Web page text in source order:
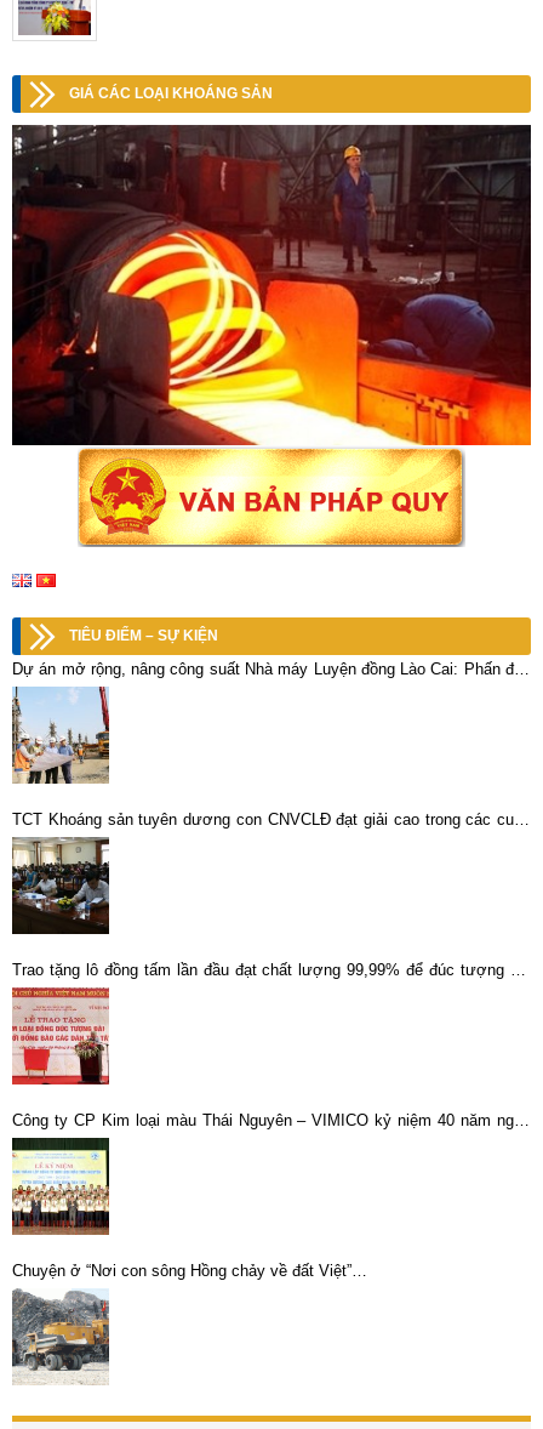
GIÁ CÁC LOẠI KHOÁNG SẢN
TIÊU ĐIỂM – SỰ KIỆN
Dự án mở rộng, nâng công suất Nhà máy Luyện đồng Lào Cai: Phấn đấu
quý III/2019 sẽ chạy thử
TCT Khoáng sản tuyên dương con CNVCLĐ đạt giải cao trong các cuộc
thi năm học 2013 – 2014
Trao tặng lô đồng tấm lần đầu đạt chất lượng 99,99% để đúc tượng đài
Bác Hồ
Công ty CP Kim loại màu Thái Nguyên – VIMICO kỷ niệm 40 năm ngày
thành lập
Chuyện ở “Nơi con sông Hồng chảy về đất Việt”…